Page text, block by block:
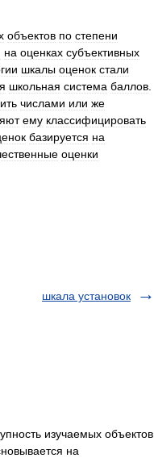
объектов по степени
на оценках субъективных
шкалы оценок стали
школьная система баллов
числами или же
ему классифицировать
базируется на
оценки
шкала установок
изучаемых объектов
на